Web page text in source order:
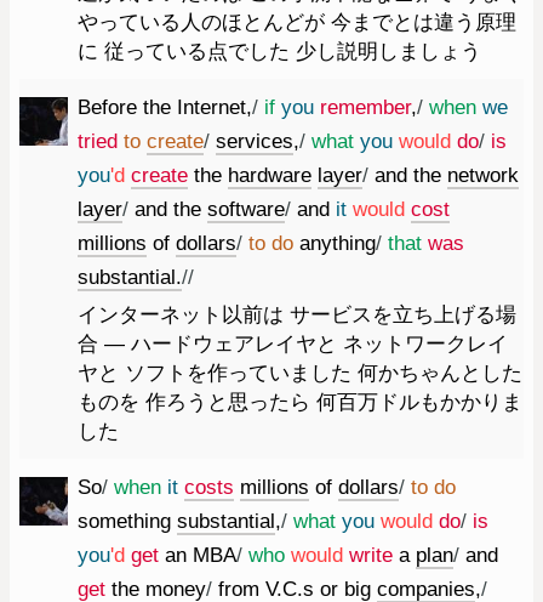
やっている人のほとんどが 今までとは違う原理
に 従っている点でした 少し説明しましょう
Before the Internet,/ if you remember,/ when we
tried to create/ services,/ what you would do/ is
you'd create the hardware layer/ and the network
layer/ and the software/ and it would cost
millions of dollars/ to do anything/ that was
substantial.//
インターネット以前は サービスを立ち上げる場
合 ― ハードウェアレイヤと ネットワークレイ
ヤと ソフトを作っていました 何かちゃんとした
ものを 作ろうと思ったら 何百万ドルもかかりま
した
So/ when it costs millions of dollars/ to do
something substantial,/ what you would do/ is
you'd get an MBA/ who would write a plan/ and
get the money/ from V.C.s or big companies,/